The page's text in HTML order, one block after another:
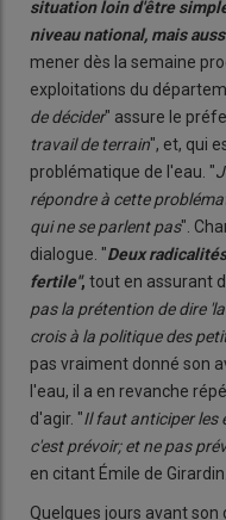
situation loin d'être
niveau national, mais
mener dès la semaine
exploitations du
de décider" assure le
travail de terrain", et, qui
problématique de l'eau. "
répondre à cette
qui ne se parlent pas".
dialogue. "Deux
fertile", tout en assurant
pas la prétention de dire
crois à la politique des
pas vraiment donné son
l'eau, il a en revanche
d'agir. "Il faut anticiper les
c'est prévoir; et ne pas
en citant Émile de Girardin.
Quelques jours avant